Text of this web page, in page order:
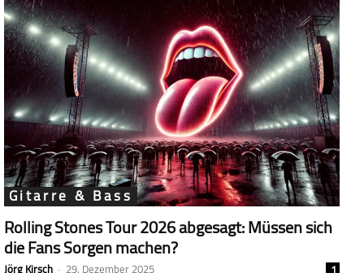
Gitarre & Bass
Rolling Stones Tour 2026 abgesagt: Müssen sich
die Fans Sorgen machen?
Jörg Kirsch - 29. Dezember 2025